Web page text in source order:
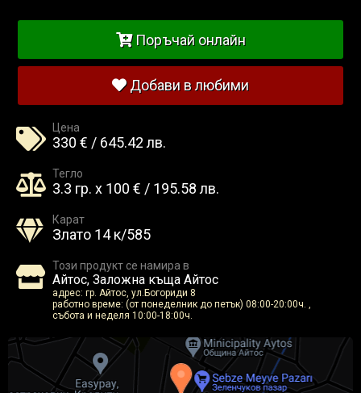
Поръчай онлайн
Добави в любими
Цена
330 € / 645.42 лв.
Тегло
3.3 гр. x 100 € / 195.58 лв.
Карат
Злато 14 к/585
Този продукт се намира в
Айтос, Заложна къща Айтос
адрес: гр. Айтос, ул.Богориди 8
работно време: (от понеделник до петък) 08:00-20:00ч. ,
събота и неделя 10:00-18:00ч.